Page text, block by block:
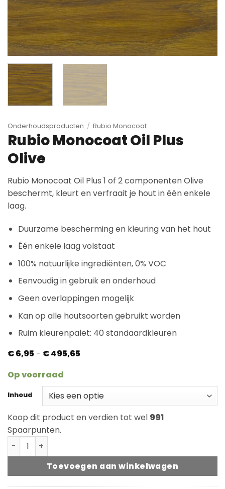
Onderhoudsproducten / Rubio Monocoat
Rubio Monocoat Oil Plus
Olive
Rubio Monocoat Oil Plus 1 of 2 componenten Olive
beschermt, kleurt en verfraait je hout in één enkele
laag.
Duurzame bescherming en kleuring van het hout
Één enkele laag volstaat
100% natuurlijke ingrediënten, 0% VOC
Eenvoudig in gebruik en onderhoud
Geen overlappingen mogelijk
Kan op alle houtsoorten gebruikt worden
Ruim kleurenpalet: 40 standaardkleuren
€6,95 - €495,65Prijsklasse:
Op voorraad
Inhoud
Koop dit product en verdien tot wel 991
Spaarpunten.
Rubio Monocoat Oil Plus Olive aantal
Toevoegen aan winkelwagen